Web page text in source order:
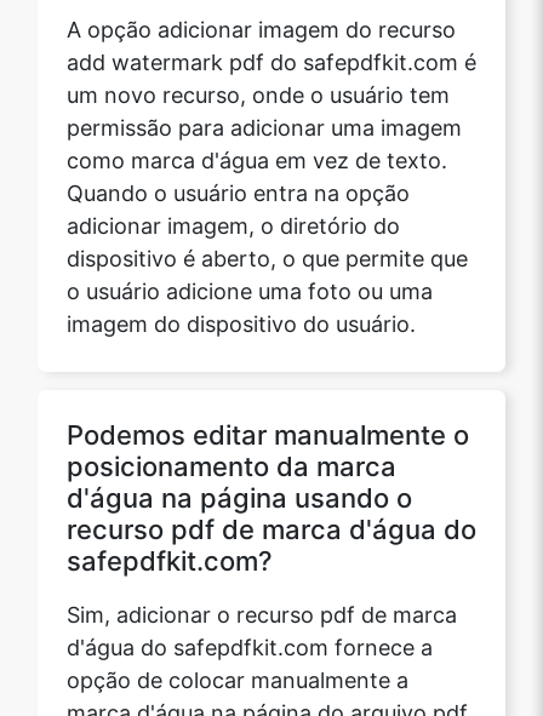
A opção adicionar imagem do recurso
add watermark pdf do safepdfkit.com é
um novo recurso, onde o usuário tem
permissão para adicionar uma imagem
como marca d'água em vez de texto.
Quando o usuário entra na opção
adicionar imagem, o diretório do
dispositivo é aberto, o que permite que
o usuário adicione uma foto ou uma
imagem do dispositivo do usuário.
Podemos editar manualmente o
posicionamento da marca
d'água na página usando o
recurso pdf de marca d'água do
safepdfkit.com?
Sim, adicionar o recurso pdf de marca
d'água do safepdfkit.com fornece a
opção de colocar manualmente a
marca d'água na página do arquivo pdf